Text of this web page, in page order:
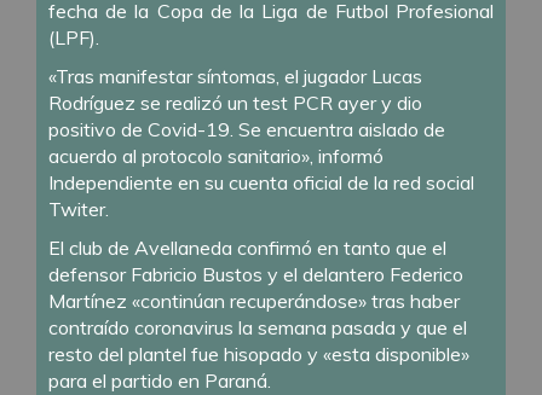
fecha de la Copa de la Liga de Futbol Profesional
(LPF).
«Tras manifestar síntomas, el jugador Lucas
Rodríguez se realizó un test PCR ayer y dio
positivo de Covid-19. Se encuentra aislado de
acuerdo al protocolo sanitario», informó
Independiente en su cuenta oficial de la red social
Twiter.
El club de Avellaneda confirmó en tanto que el
defensor Fabricio Bustos y el delantero Federico
Martínez «continúan recuperándose» tras haber
contraído coronavirus la semana pasada y que el
resto del plantel fue hisopado y «esta disponible»
para el partido en Paraná.